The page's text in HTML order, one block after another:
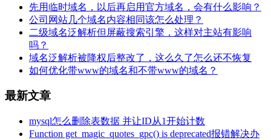
先用临时域名，以后再启用官方域名，会有什么影响？
公司网站几个域名内容相同该怎么处理？
二级域名泛解析但屏蔽搜索引擎，这样对主站有影响
吗？
域名泛解析被降权后整改了，这么久了怎么还不恢复
如何优化带www的域名和不带www的域名？
最新文章
mysql怎么删除表数据 并让ID从1开始计数
Function get_magic_quotes_gpc() is deprecated报错解决办